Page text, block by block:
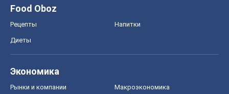
Food Oboz
Рецепты Напитки
Диеты
Экономика
Рынки и компании Mакроэкономика